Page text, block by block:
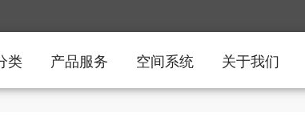
类 产品服务 空间系统 关于我们